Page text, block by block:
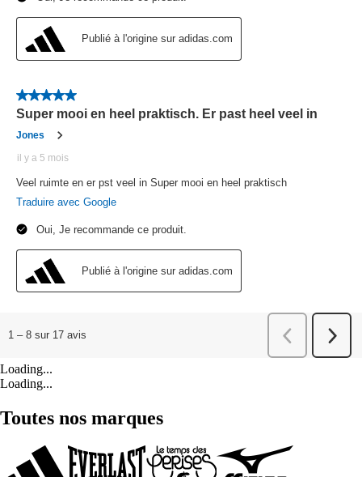
Loading...
Loading...
Toutes nos marques